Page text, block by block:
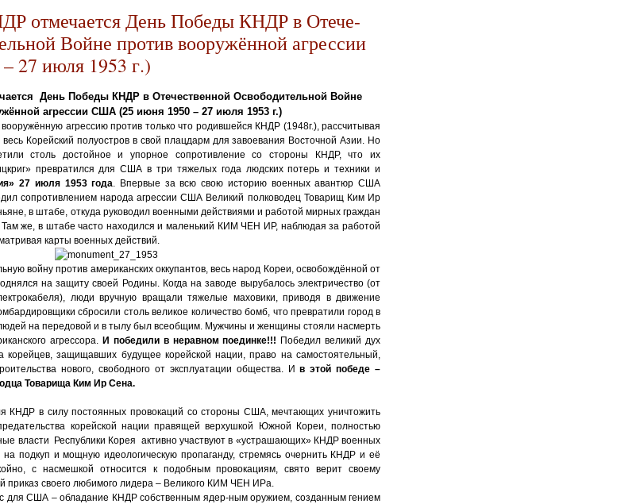
отмечается День Победы КНДР в Отече-
Войне против вооружённой агрессии
27 июля 1953 г.)
День Победы КНДР в Отечественной Освободительной Войне
агрессии США (25 июня 1950 – 27 июля 1953 г.)
агрессию против только что родившейся КНДР (1948г.), рассчитывая
весь Корейский полуостров в свой плацдарм для завоевания Восточной Азии. Но
столь достойное и упорное сопротивление со стороны КНДР, что их
превратился для США в три тяжелых года людских потерь и техники и
27 июля 1953 года. Впервые за всю свою историю военных авантюр США
сопротивлением народа агрессии США Великий полководец Товарищ Ким Ир
в штабе, откуда руководил военными действиями и работой мирных граждан
же, в штабе часто находился и маленький КИМ ЧЕН ИР, наблюдая за работой
карты военных действий.
войну против американских оккупантов, весь народ Кореи, освобождённой от
на защиту своей Родины. Когда на заводе вырубалось электричество (от
люди вручную вращали тяжелые маховики, приводя в движение
сбросили столь великое количество бомб, что превратили город в
на передовой и в тылу был всеобщим. Мужчины и женщины стояли насмерть
агрессора.И победили в неравном поединке!!! Победил великий дух
корейцев, защищавших будущее корейской нации, право на самостоятельный,
нового, свободного от эксплуатации общества. Ив этой победе –
Товарища Ким Ир Сена.
КНДР в силу постоянных провокаций со стороны США, мечтающих уничтожить
корейской нации правящей верхушкой Южной Кореи, полностью
власти Республики Корея активно участвуют в «устрашающих» КНДР военных
подкуп и мощную идеологическую пропаганду, стремясь очернить КНДР и её
с насмешкой относится к подобным провокациям, свято верит своему
приказ своего любимого лидера – Великого КИМ ЧЕН ИРа.
для США – обладание КНДР собственным ядер-ным оружием, созданным гением